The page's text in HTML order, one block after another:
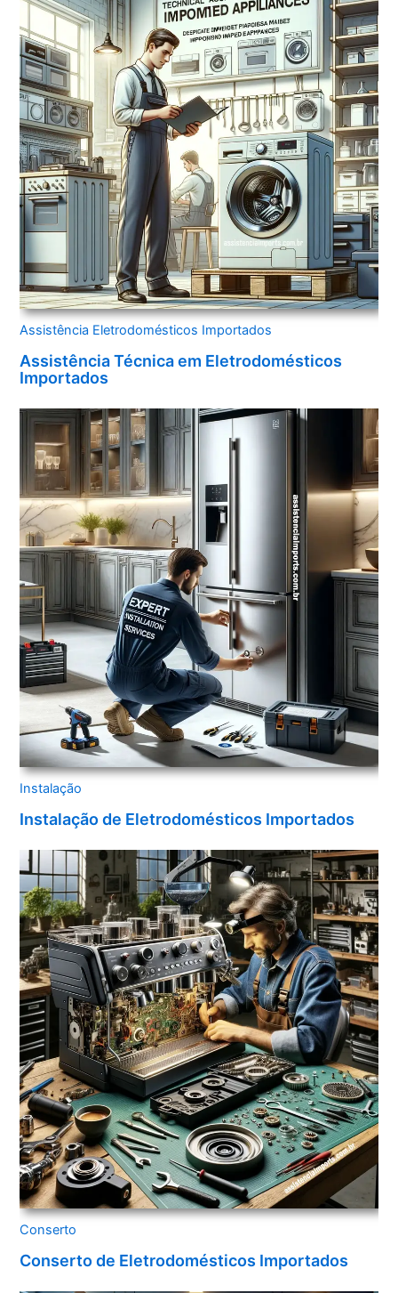
Assistência Eletrodomésticos Importados
Assistência Técnica em Eletrodomésticos
Importados
Instalação
Instalação de Eletrodomésticos Importados
Conserto
Conserto de Eletrodomésticos Importados